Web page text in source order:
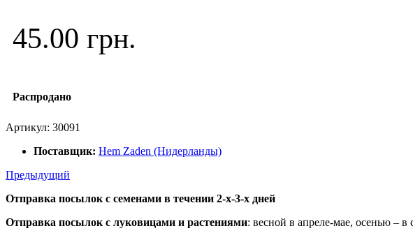
45.00 грн.
Распродано
Артикул: 30091
Поставщик: Hem Zaden (Нидерланды)
Предыдущий
Отправка посылок с семенами в течении 2-х-3-х дней
Отправка посылок с луковицами и растениями: весной в апреле-мае, осенью – в